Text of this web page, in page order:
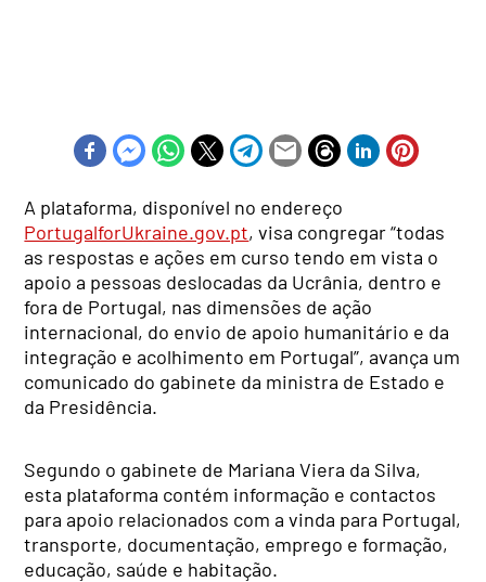
A plataforma, disponível no endereço
PortugalforUkraine.gov.pt, visa congregar “todas
as respostas e ações em curso tendo em vista o
apoio a pessoas deslocadas da Ucrânia, dentro e
fora de Portugal, nas dimensões de ação
internacional, do envio de apoio humanitário e da
integração e acolhimento em Portugal”, avança um
comunicado do gabinete da ministra de Estado e
da Presidência.
Segundo o gabinete de Mariana Viera da Silva,
esta plataforma contém informação e contactos
para apoio relacionados com a vinda para Portugal,
transporte, documentação, emprego e formação,
educação, saúde e habitação.